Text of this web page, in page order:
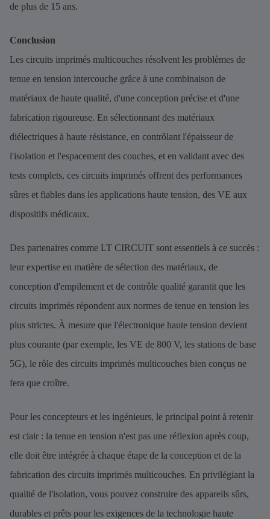
de plus de 15 ans.
Conclusion
Les circuits imprimés multicouches résolvent les problèmes de
tenue en tension intercouche grâce à une combinaison de
matériaux de haute qualité, d'une conception précise et d'une
fabrication rigoureuse. En sélectionnant des matériaux
diélectriques à haute résistance, en contrôlant l'épaisseur de
l'isolation et l'espacement des couches, et en validant avec des
tests complets, ces circuits imprimés offrent des performances
sûres et fiables dans les applications haute tension, des VE aux
dispositifs médicaux.
Des partenaires comme LT CIRCUIT sont essentiels à ce succès :
leur expertise en matière de sélection des matériaux, de
conception d'empilement et de contrôle qualité garantit que les
circuits imprimés répondent aux normes de tenue en tension les
plus strictes. À mesure que l'électronique haute tension devient
plus courante (par exemple, les VE de 800 V, les stations de base
5G), le rôle des circuits imprimés multicouches bien conçus ne
fera que croître.
Pour les concepteurs et les ingénieurs, le principal point à retenir
est clair : la tenue en tension n'est pas une réflexion après coup,
elle doit être intégrée à chaque étape de la conception et de la
fabrication des circuits imprimés multicouches. En privilégiant la
qualité de l'isolation, vous pouvez construire des appareils sûrs,
durables et prêts pour les exigences de la technologie haute